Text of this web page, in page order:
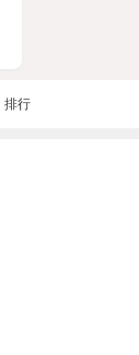
排行